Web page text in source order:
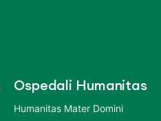
Ospedali Humanitas
Humanitas Mater Domini